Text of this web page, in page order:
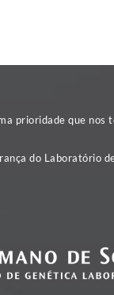
prioridade que nos
do Laboratório